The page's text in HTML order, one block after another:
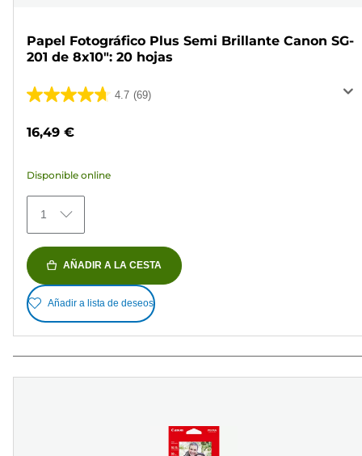
Papel Fotográfico Plus Semi Brillante Canon SG-
201 de 8x10": 20 hojas
4.7 (69)
4.7
69
reseñas
16,49 €
Disponible online
1
AÑADIR A LA CESTA
Añadir a lista de deseos